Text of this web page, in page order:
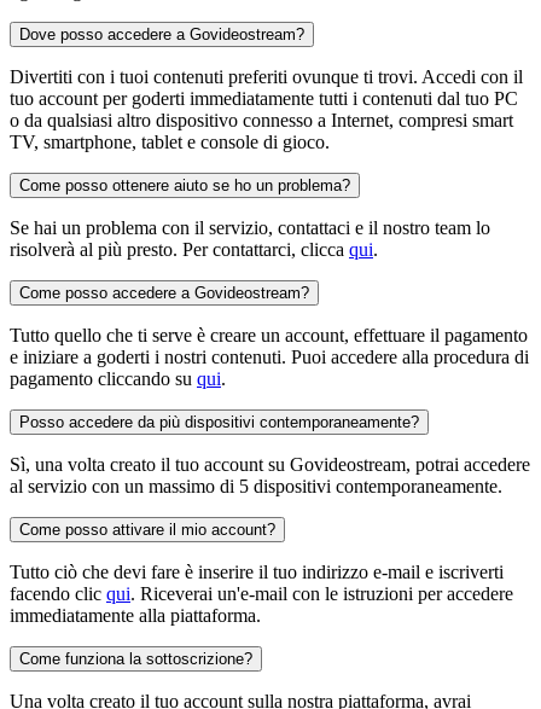
Dove posso accedere a Govideostream?
Divertiti con i tuoi contenuti preferiti ovunque ti trovi. Accedi con il
tuo account per goderti immediatamente tutti i contenuti dal tuo PC
o da qualsiasi altro dispositivo connesso a Internet, compresi smart
TV, smartphone, tablet e console di gioco.
Come posso ottenere aiuto se ho un problema?
Se hai un problema con il servizio, contattaci e il nostro team lo
risolverà al più presto. Per contattarci, clicca qui.
Come posso accedere a Govideostream?
Tutto quello che ti serve è creare un account, effettuare il pagamento
e iniziare a goderti i nostri contenuti. Puoi accedere alla procedura di
pagamento cliccando su qui.
Posso accedere da più dispositivi contemporaneamente?
Sì, una volta creato il tuo account su Govideostream, potrai accedere
al servizio con un massimo di 5 dispositivi contemporaneamente.
Come posso attivare il mio account?
Tutto ciò che devi fare è inserire il tuo indirizzo e-mail e iscriverti
facendo clic qui. Riceverai un'e-mail con le istruzioni per accedere
immediatamente alla piattaforma.
Come funziona la sottoscrizione?
Una volta creato il tuo account sulla nostra piattaforma, avrai